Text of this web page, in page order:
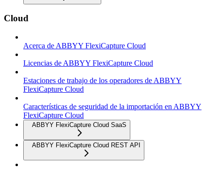
Cloud
Acerca de ABBYY FlexiCapture Cloud
Licencias de ABBYY FlexiCapture Cloud
Estaciones de trabajo de los operadores de ABBYY
FlexiCapture Cloud
Características de seguridad de la importación en ABBYY
FlexiCapture Cloud
ABBYY FlexiCapture Cloud SaaS
ABBYY FlexiCapture Cloud REST API